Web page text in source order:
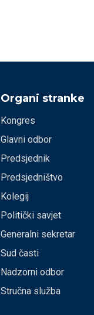
Organi stranke
Kongres
Glavni odbor
Predsjednik
Predsjedništvo
Kolegij
Politički savjet
Generalni sekretar
Sud časti
Nadzorni odbor
Stručna služba